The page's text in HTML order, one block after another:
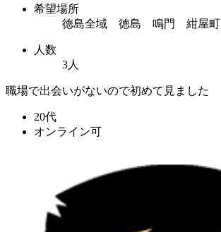
希望場所
徳島全域 徳島 鳴門 紺屋町
人数
3人
職場で出会いがないので初めて見ました
20代
オンライン可